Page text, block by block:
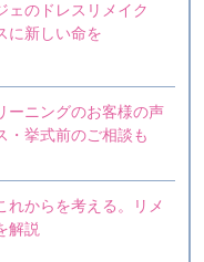
ェのドレスリメイク
に新しい命を
ーニングのお客様の声
・挙式前のご相談も
れからを考える。リメ
解説